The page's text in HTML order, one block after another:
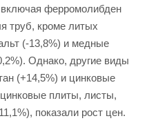
включая ферромолибден
труб, кроме литых
(-13,8%) и медные
Однако, другие виды
(+14,5%) и цинковые
плиты, листы,
показали рост цен.